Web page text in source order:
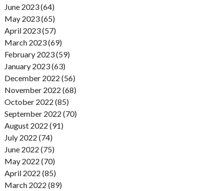
June 2023 (64)
May 2023 (65)
April 2023 (57)
March 2023 (69)
February 2023 (59)
January 2023 (63)
December 2022 (56)
November 2022 (68)
October 2022 (85)
September 2022 (70)
August 2022 (91)
July 2022 (74)
June 2022 (75)
May 2022 (70)
April 2022 (85)
March 2022 (89)